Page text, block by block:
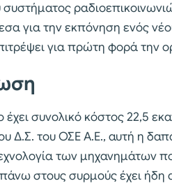
συστήματος
για την εκπόνηση ενός
για πρώτη φορά την
έχει συνολικό κόστος 22,5
Δ.Σ. του ΟΣΕ Α.Ε., αυτή η
των μηχανημάτων
στους συρμούς έχει